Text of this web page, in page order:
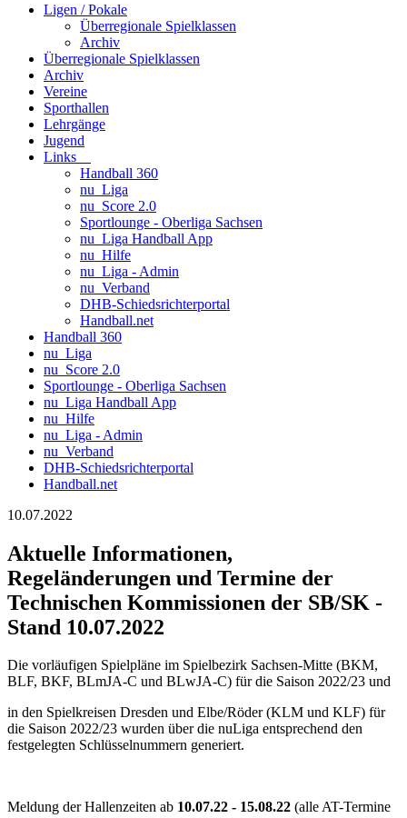
Ligen / Pokale
Überregionale Spielklassen
Archiv
Überregionale Spielklassen
Archiv
Vereine
Sporthallen
Lehrgänge
Jugend
Links
Handball 360
nu_Liga
nu_Score 2.0
Sportlounge - Oberliga Sachsen
nu_Liga Handball App
nu_Hilfe
nu_Liga - Admin
nu_Verband
DHB-Schiedsrichterportal
Handball.net
Handball 360
nu_Liga
nu_Score 2.0
Sportlounge - Oberliga Sachsen
nu_Liga Handball App
nu_Hilfe
nu_Liga - Admin
nu_Verband
DHB-Schiedsrichterportal
Handball.net
10.07.2022
Aktuelle Informationen,
Regeländerungen und Termine der
Technischen Kommissionen der SB/SK -
Stand 10.07.2022
Die vorläufigen Spielpläne im Spielbezirk Sachsen-Mitte (BKM,
BLF, BKF, BLmJA-C und BLwJA-C) für die Saison 2022/23 und
in den Spielkreisen Dresden und Elbe/Röder (KLM und KLF) für
die Saison 2022/23 wurden über die nuLiga entsprechend den
festgelegten Schlüsselnummern generiert.
Meldung der Hallenzeiten ab 10.07.22 - 15.08.22 (alle AT-Termine